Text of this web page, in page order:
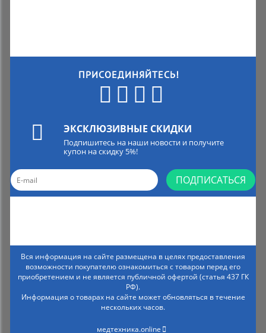
ПРИСОЕДИНЯЙТЕСЬ!
ЭКСКЛЮЗИВНЫЕ СКИДКИ
Подпишитесь на наши новости и получите
купон на скидку 5%!
ПОДПИСАТЬСЯ
Вся информация на сайте размещена в целях предоставления
возможности покупателю ознакомиться с товаром перед его
приобретением и не является публичной офертой (статья 437 ГК
РФ).
Информация о товарах на сайте может обновляться в течение
нескольких часов.
медтехника.online